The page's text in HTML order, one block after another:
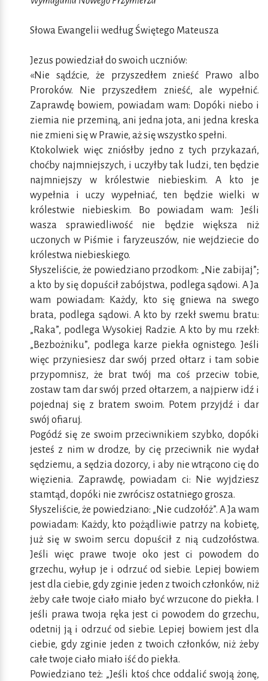
Słowa Ewangelii według Świętego Mateusza
Jezus powiedział do swoich uczniów:
«Nie sądźcie, że przyszedłem znieść Prawo albo
Proroków. Nie przyszedłem znieść, ale wypełnić.
Zaprawdę bowiem, powiadam wam: Dopóki niebo i
ziemia nie przeminą, ani jedna jota, ani jedna kreska
nie zmieni się w Prawie, aż się wszystko spełni.
Ktokolwiek więc zniósłby jedno z tych przykazań,
choćby najmniejszych, i uczyłby tak ludzi, ten będzie
najmniejszy w królestwie niebieskim. A kto je
wypełnia i uczy wypełniać, ten będzie wielki w
królestwie niebieskim. Bo powiadam wam: Jeśli
wasza sprawiedliwość nie będzie większa niż
uczonych w Piśmie i faryzeuszów, nie wejdziecie do
królestwa niebieskiego.
Słyszeliście, że powiedziano przodkom: „Nie zabijaj”;
a kto by się dopuścił zabójstwa, podlega sądowi. A Ja
wam powiadam: Każdy, kto się gniewa na swego
brata, podlega sądowi. A kto by rzekł swemu bratu:
„Raka”, podlega Wysokiej Radzie. A kto by mu rzekł:
„Bezbożniku”, podlega karze piekła ognistego. Jeśli
więc przyniesiesz dar swój przed ołtarz i tam sobie
przypomnisz, że brat twój ma coś przeciw tobie,
zostaw tam dar swój przed ołtarzem, a najpierw idź i
pojednaj się z bratem swoim. Potem przyjdź i dar
swój ofiaruj.
Pogódź się ze swoim przeciwnikiem szybko, dopóki
jesteś z nim w drodze, by cię przeciwnik nie wydał
sędziemu, a sędzia dozorcy, i aby nie wtrącono cię do
więzienia. Zaprawdę, powiadam ci: Nie wyjdziesz
stamtąd, dopóki nie zwrócisz ostatniego grosza.
Słyszeliście, że powiedziano: „Nie cudzołóż”. A Ja wam
powiadam: Każdy, kto pożądliwie patrzy na kobietę,
już się w swoim sercu dopuścił z nią cudzołóstwa.
Jeśli więc prawe twoje oko jest ci powodem do
grzechu, wyłup je i odrzuć od siebie. Lepiej bowiem
jest dla ciebie, gdy zginie jeden z twoich członków, niż
żeby całe twoje ciało miało być wrzucone do piekła. I
jeśli prawa twoja ręka jest ci powodem do grzechu,
odetnij ją i odrzuć od siebie. Lepiej bowiem jest dla
ciebie, gdy zginie jeden z twoich członków, niż żeby
całe twoje ciało miało iść do piekła.
Powiedziano też: „Jeśli ktoś chce oddalić swoją żonę,